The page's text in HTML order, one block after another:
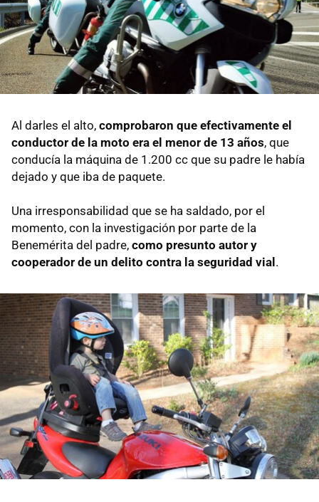
Al darles el alto, comprobaron que efectivamente el
conductor de la moto era el menor de 13 años, que
conducía la máquina de 1.200 cc que su padre le había
dejado y que iba de paquete.
Una irresponsabilidad que se ha saldado, por el
momento, con la investigación por parte de la
Benemérita del padre, como presunto autor y
cooperador de un delito contra la seguridad vial.